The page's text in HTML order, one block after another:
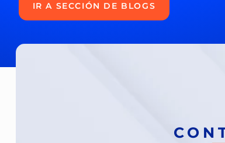
IR A SECCIÓN DE BLOGS